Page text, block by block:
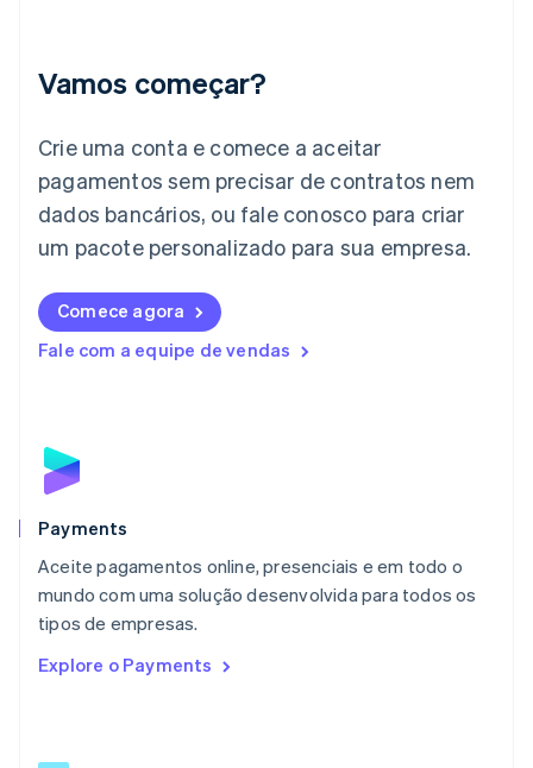
Vamos começar?
Crie uma conta e comece a aceitar
pagamentos sem precisar de contratos nem
dados bancários, ou fale conosco para criar
um pacote personalizado para sua empresa.
Comece agora
Fale com a equipe de vendas
Payments
Aceite pagamentos online, presenciais e em todo o
mundo com uma solução desenvolvida para todos os
tipos de empresas.
Explore o Payments
English
Italiano English
日本語English
Letônia
Liechtenstein
Lituânia
English
Luxemburgo
Malta
English
EspañolEnglish
English
Nova Zelândia
English
NederlandsEnglish